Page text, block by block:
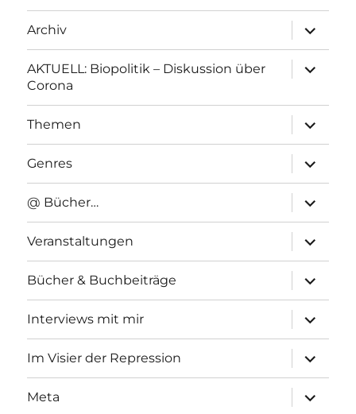
Archiv
anzeigen
AKTUELL: Biopolitik – Diskussion über
Corona
anzeigen
Themen
anzeigen
Genres
anzeigen
@ Bücher…
anzeigen
Veranstaltungen
anzeigen
Bücher & Buchbeiträge
anzeigen
Interviews mit mir
anzeigen
Im Visier der Repression
anzeigen
Meta
anzeigen